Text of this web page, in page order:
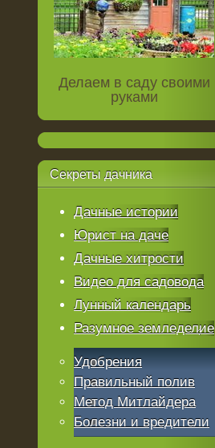
Делаем в саду своими
руками
Секреты дачника
Дачные истории
Юрист на даче
Дачные хитрости
Видео для садовода
Лунный календарь
Разумное земледелие
Удобрения
Правильный полив
Метод Митлайдера
Болезни и вредители